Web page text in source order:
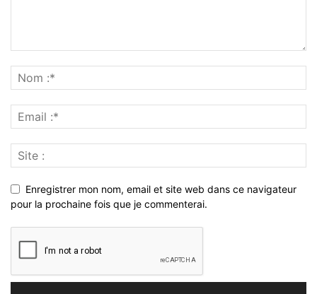
Enregistrer mon nom, email et site web dans ce navigateur
pour la prochaine fois que je commenterai.